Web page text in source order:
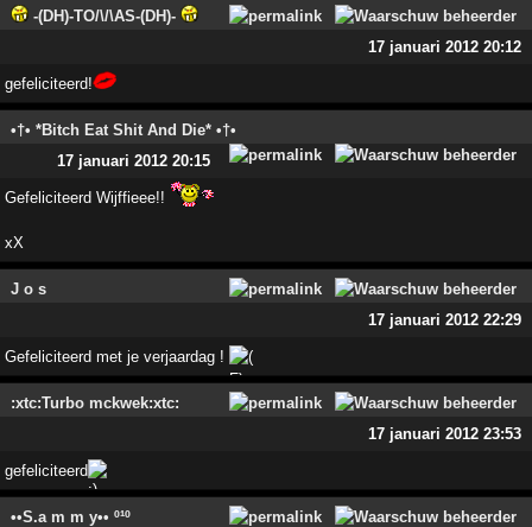
-(DH)-TO/\/\AS-(DH)-
17 januari 2012 20:12
gefeliciteerd!
•†• *Bitch Eat Shit And Die* •†•
17 januari 2012 20:15
Gefeliciteerd Wijffieee!!
xX
J o s
17 januari 2012 22:29
Gefeliciteerd met je verjaardag !
:xtc:Turbo mckwek:xtc:
17 januari 2012 23:53
gefeliciteerd
••S.a m m y•• º¹º